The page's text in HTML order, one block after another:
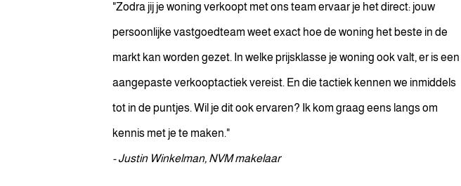
"Zodra jij je woning verkoopt met ons team ervaar je het direct: jouw
persoonlijke vastgoedteam weet exact hoe de woning het beste in de
markt kan worden gezet. In welke prijsklasse je woning ook valt, er is een
aangepaste verkooptactiek vereist. En die tactiek kennen we inmiddels
tot in de puntjes. Wil je dit ook ervaren? Ik kom graag eens langs om
kennis met je te maken."
- Justin Winkelman, NVM makelaar
Anoniem
31 jul. 2024
10
Fijne makelaar, duidelijke communicatie zonder
poespas. Zowel de makelaar als het kantoor zijn